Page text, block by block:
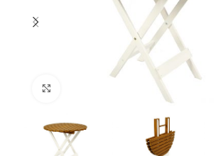
Нажмите, чтобы увеличить